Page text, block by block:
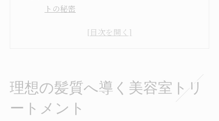
トの秘密
髪の悩みに寄り添う美容室トリートメント
美容室の最新トリートメント技術がもたら
理想の髪質へ導く美容室トリ
ートメント